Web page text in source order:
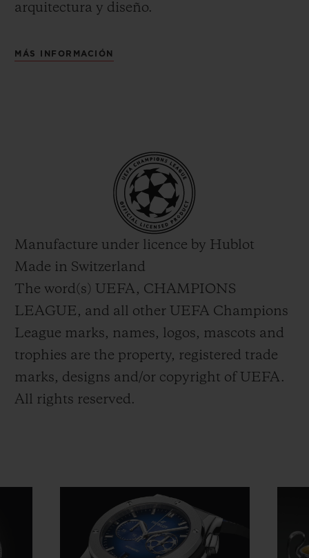
arquitectura y diseño.
MÁS INFORMACIÓN
Manufacture under licence by Hublot
Made in Switzerland
The word(s) UEFA, CHAMPIONS
LEAGUE, and all other UEFA Champions
League marks, names, logos, mascots and
trophies are the property, registered trade
marks, designs and/or copyright of UEFA.
All rights reserved.